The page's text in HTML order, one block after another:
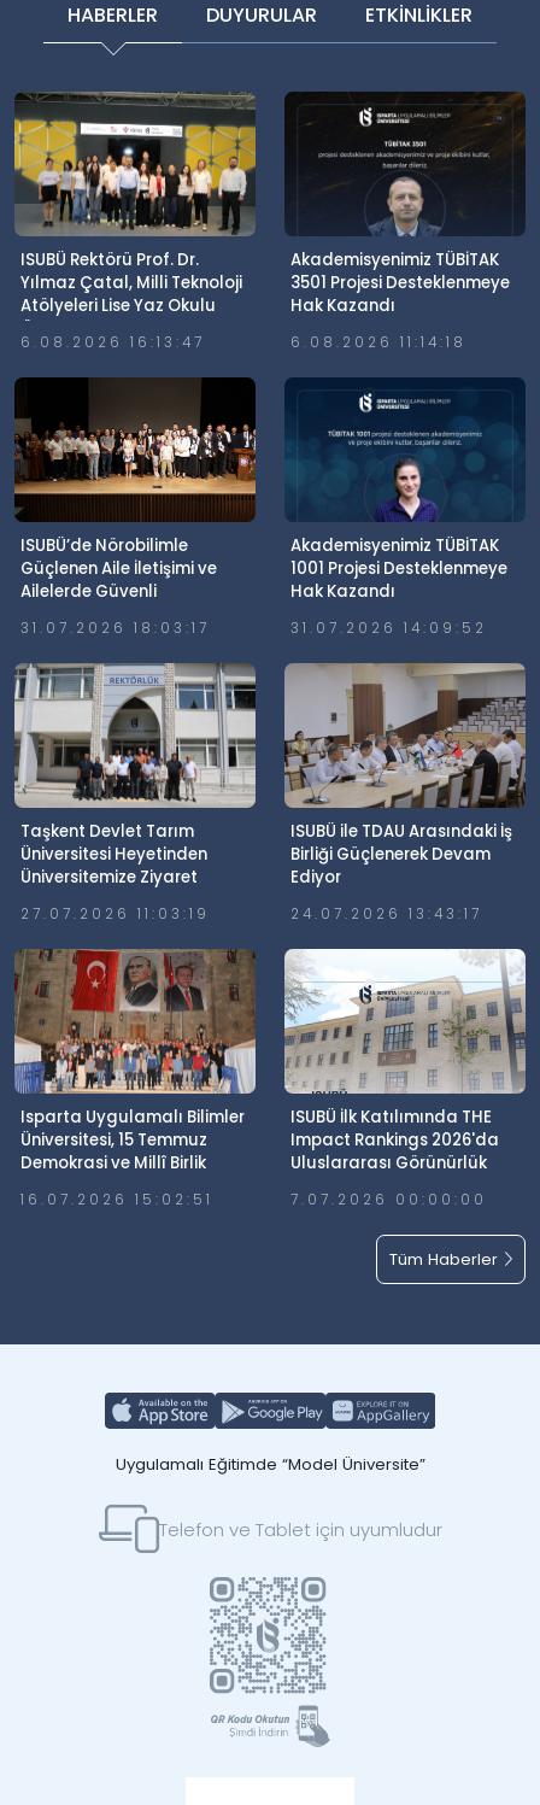
HABERLER DUYURULAR ETKİNLİKLER
ISUBÜ Rektörü Prof. Dr.
Yılmaz Çatal, Milli Teknoloji
Atölyeleri Lise Yaz Okulu
Öğrencileriyle Buluştu
6.08.2026 16:13:47
Akademisyenimiz TÜBİTAK
3501 Projesi Desteklenmeye
Hak Kazandı
6.08.2026 11:14:18
ISUBÜ’de Nörobilimle
Güçlenen Aile İletişimi ve
Ailelerde Güvenli
Gerçekleştirildi
31.07.2026 18:03:17
Akademisyenimiz TÜBİTAK
1001 Projesi Desteklenmeye
Hak Kazandı
31.07.2026 14:09:52
Taşkent Devlet Tarım
Üniversitesi Heyetinden
Üniversitemize Ziyaret
27.07.2026 11:03:19
ISUBÜ ile TDAU Arasındaki İş
Birliği Güçlenerek Devam
Ediyor
24.07.2026 13:43:17
Isparta Uygulamalı Bilimler
Üniversitesi, 15 Temmuz
Demokrasi ve Millî Birlik
16.07.2026 15:02:51
ISUBÜ İlk Katılımında THE
Impact Rankings 2026'da
Uluslararası Görünürlük
7.07.2026 00:00:00
Tüm Haberler
Uygulamalı Eğitimde “Model Üniversite”
Telefon ve Tablet için uyumludur